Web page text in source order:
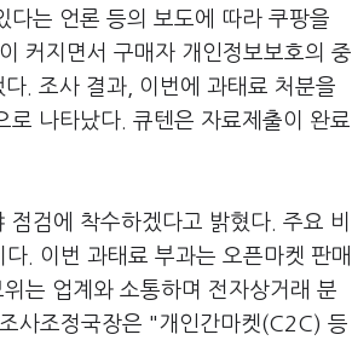
다는 언론 등의 보도에 따라 쿠팡을
커지면서 구매자 개인정보보호의 중
. 조사 결과, 이번에 과태료 처분을
나타났다. 큐텐은 자료제출이 완료
검에 착수하겠다고 밝혔다. 주요 비
이번 과태료 부과는 오픈마켓 판매
는 업계와 소통하며 전자상거래 분
사조정국장은 "개인간마켓(C2C) 등